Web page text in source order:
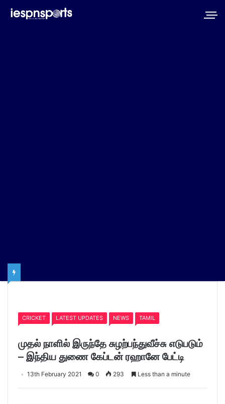
CRICKET LATEST UPDATES NEWS TAMIL
முதல் நாளில் இருந்தே சுழற்பந்துவீச்சு எடுபடும்
– இந்திய துணை கேப்டன் ரஹானே பேட்டி
13th February 2021 0 293 Less than a minute